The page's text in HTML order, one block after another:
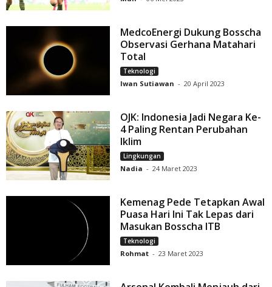
MedcoEnergi Dukung Bosscha
Observasi Gerhana Matahari
Total
Teknologi
Iwan Sutiawan - 20 April 2023
OJK: Indonesia Jadi Negara Ke-
4 Paling Rentan Perubahan
Iklim
Lingkungan
Nadia - 24 Maret 2023
Kemenag Pede Tetapkan Awal
Puasa Hari Ini Tak Lepas dari
Masukan Bosscha ITB
Teknologi
Rohmat - 23 Maret 2023